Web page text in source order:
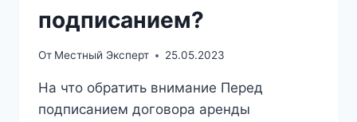
подписанием?
От Местный Эксперт 25.05.2023
На что обратить внимание Перед
подписанием договора аренды